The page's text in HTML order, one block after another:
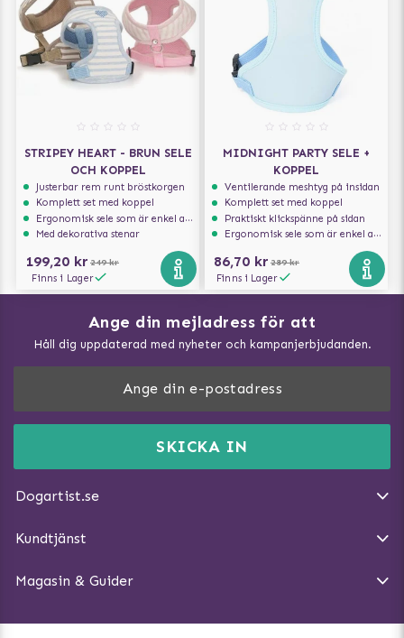
STRIPEY HEART - BRUN SELE
OCH KOPPEL
Justerbar rem runt bröstkorgen
Komplett set med koppel
Ergonomisk sele som är enkel att ta på och av
Med dekorativa stenar
199,20 kr 249 kr
Finns i Lager
MIDNIGHT PARTY SELE +
KOPPEL
Ventilerande meshtyg på insidan
Komplett set med koppel
Praktiskt klickspänne på sidan
Ergonomisk sele som är enkel att ta på och av
86,70 kr 289 kr
Finns i Lager
Ange din mejladress för att
Håll dig uppdaterad med nyheter och kampanjerbjudanden.
SKICKA IN
Dogartist.se
DogArtist.se drivs av:
E-post:info@dogartist.se
Kundtjänst
Ångra Köp
Magasin & Guider
Vad kan hundar äta?
Träna Nose Work hemma
Så gör du promenaden roligare
Hundbäddar